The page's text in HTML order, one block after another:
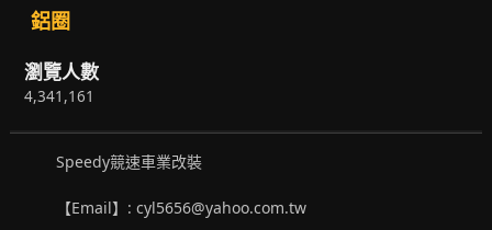
鋁圈
瀏覽人數
4,341,161
Speedy競速車業改裝
【Email】: cyl5656@yahoo.com.tw